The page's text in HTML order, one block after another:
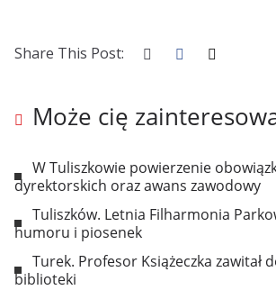
Share This Post:
Może cię
W Tuliszkowie powierzenie
dyrektorskich oraz awans zawodowy
Tuliszków. Letnia Filharmonia
humoru i piosenek
Turek. Profesor Książeczka zawitał
biblioteki